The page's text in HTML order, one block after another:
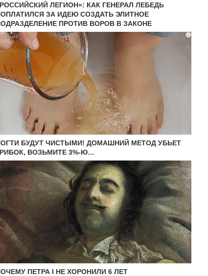
ЛЕГИОН»: КАК ГЕНЕРАЛ ЛЕБЕДЬ
ЗА ИДЕЮ СОЗДАТЬ ЭЛИТНОЕ
ПРОТИВ ВОРОВ В ЗАКОНЕ
i
БУДУТ ЧИСТЫМИ! ДОМАШНИЙ МЕТОД УБЬЕТ
ВОЗЬМИТЕ 3%-Ю…
ПЕТРА I НЕ ХОРОНИЛИ 6 ЛЕТ